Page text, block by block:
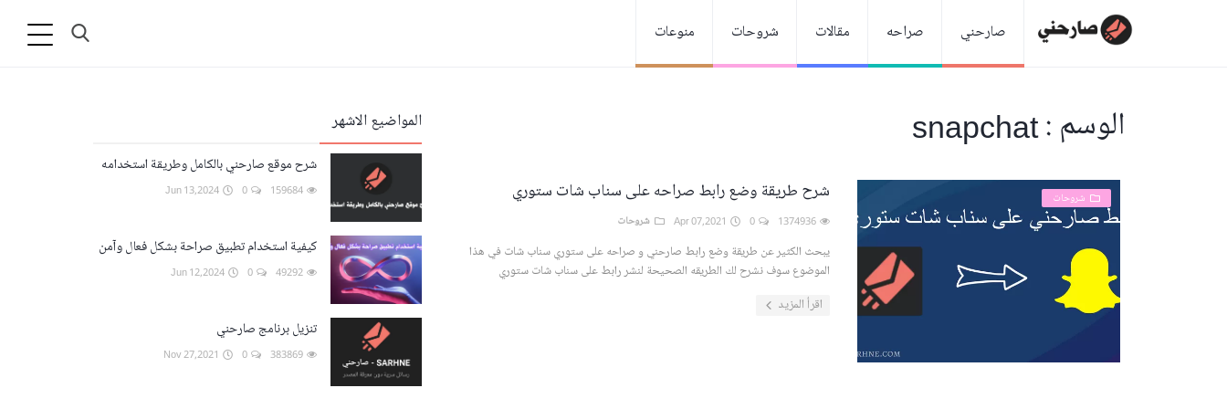
منوعات شروحات مقالات صراحه صارحني
المواضيع الاشهر
شرح موقع صارحني بالكامل وطريقة استخدامه
كيفية استخدام تطبيق صراحة بشكل فعال وآمن
تنزيل برنامج صارحني
الوسم : snapchat
شروحات شرح طريقة وضع رابط صراحه على سناب شات ستوري
شروحات
يبحث الكثير عن طريقة وضع رابط صارحني و صراحه على ستوري سناب شات في هذا
الموضوع سوف نشرح لك الطريقه الصحيحة لنشر رابط على سناب شات ستوري
اقرأ المزيد